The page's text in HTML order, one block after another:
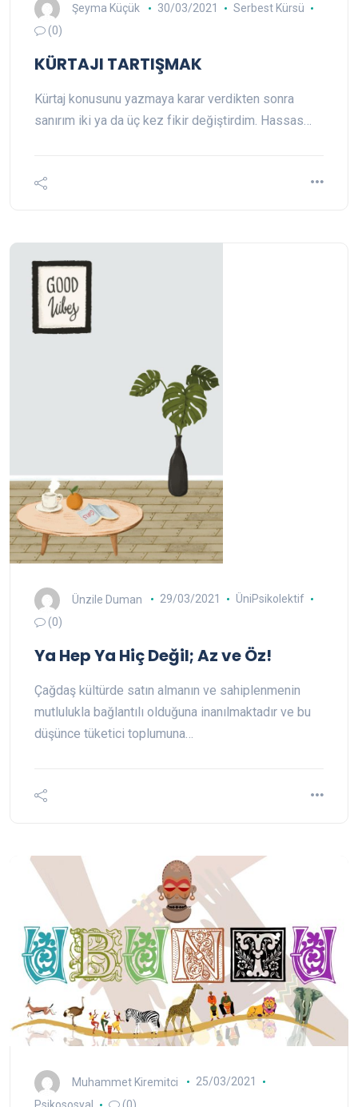
Şeyma Küçük 30/03/2021
Serbest Kürsü
(0)
KÜRTAJI TARTIŞMAK
Kürtaj konusunu yazmaya karar verdikten sonra
sanırım iki ya da üç kez fikir değiştirdim. Hassas…
Ünzile Duman 29/03/2021
ÜniPsikolektif
(0)
Ya Hep Ya Hiç Değil; Az ve Öz!
Çağdaş kültürde satın almanın ve sahiplenmenin
mutlulukla bağlantılı olduğuna inanılmaktadır ve bu
düşünce tüketici toplumuna…
Muhammet Kiremitci
25/03/2021
Psikososyal
(0)